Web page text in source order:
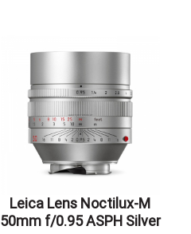
Leica Lens Noctilux-M
50mm f/0.95 ASPH Silver